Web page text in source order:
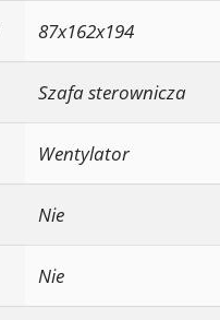
87x162x194
Szafa sterownicza
Wentylator
Nie
Nie